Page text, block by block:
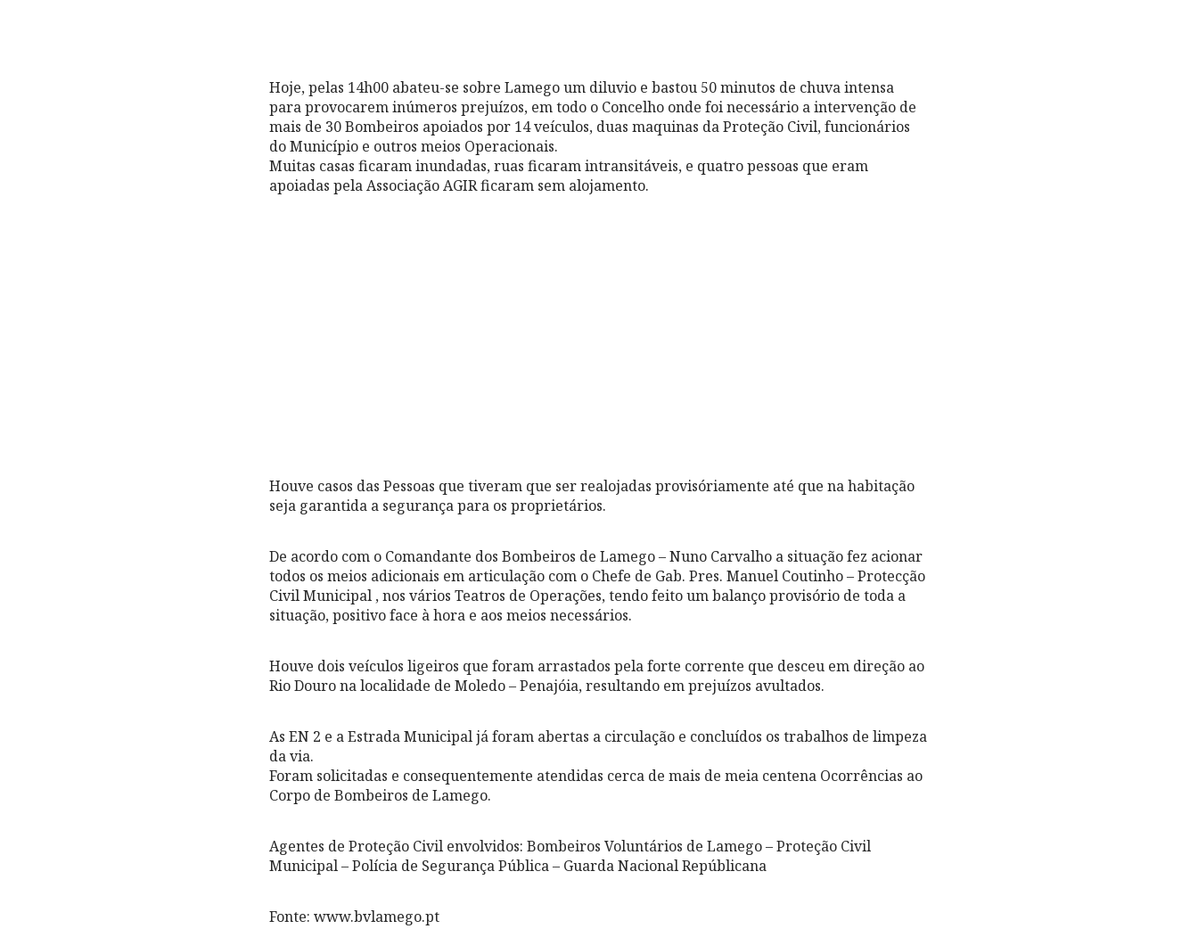
Hoje, pelas 14h00 abateu-se sobre Lamego um diluvio e bastou 50 minutos de chuva intensa
para provocarem inúmeros prejuízos, em todo o Concelho onde foi necessário a intervenção de
mais de 30 Bombeiros apoiados por 14 veículos, duas maquinas da Proteção Civil, funcionários
do Município e outros meios Operacionais.
Muitas casas ficaram inundadas, ruas ficaram intransitáveis, e quatro pessoas que eram
apoiadas pela Associação AGIR ficaram sem alojamento.
Houve casos das Pessoas que tiveram que ser realojadas provisóriamente até que na habitação
seja garantida a segurança para os proprietários.
De acordo com o Comandante dos Bombeiros de Lamego – Nuno Carvalho a situação fez acionar
todos os meios adicionais em articulação com o Chefe de Gab. Pres. Manuel Coutinho – Protecção
Civil Municipal , nos vários Teatros de Operações, tendo feito um balanço provisório de toda a
situação, positivo face à hora e aos meios necessários.
Houve dois veículos ligeiros que foram arrastados pela forte corrente que desceu em direção ao
Rio Douro na localidade de Moledo – Penajóia, resultando em prejuízos avultados.
As EN 2 e a Estrada Municipal já foram abertas a circulação e concluídos os trabalhos de limpeza
da via.
Foram solicitadas e consequentemente atendidas cerca de mais de meia centena Ocorrências ao
Corpo de Bombeiros de Lamego.
Agentes de Proteção Civil envolvidos: Bombeiros Voluntários de Lamego – Proteção Civil
Municipal – Polícia de Segurança Pública – Guarda Nacional Repúblicana
Fonte: www.bvlamego.pt